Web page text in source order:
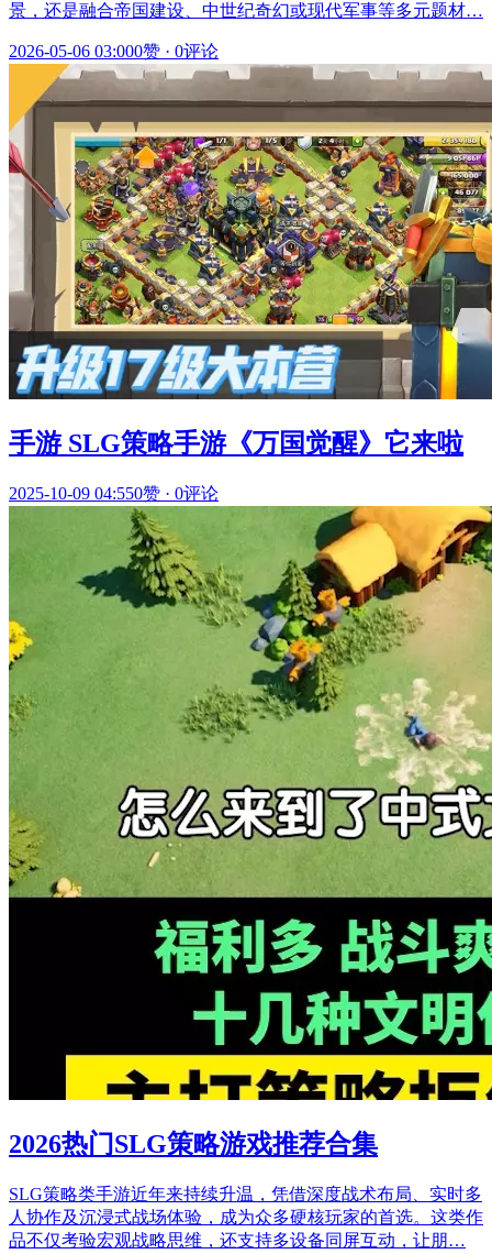
景，还是融合帝国建设、中世纪奇幻或现代军事等多元题材…
2026-05-06 03:000赞 · 0评论
手游 SLG策略手游《万国觉醒》它来啦
2025-10-09 04:550赞 · 0评论
2026热门SLG策略游戏推荐合集
SLG策略类手游近年来持续升温，凭借深度战术布局、实时多
人协作及沉浸式战场体验，成为众多硬核玩家的首选。这类作
品不仅考验宏观战略思维，还支持多设备同屏互动，让朋…